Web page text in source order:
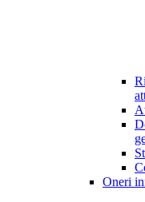
Oneri